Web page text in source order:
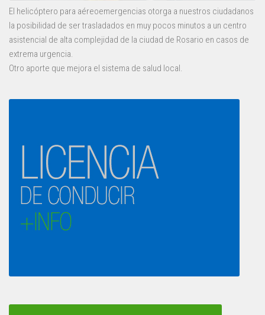
El helicóptero para aéreoemergencias otorga a nuestros ciudadanos
la posibilidad de ser trasladados en muy pocos minutos a un centro
asistencial de alta complejidad de la ciudad de Rosario en casos de
extrema urgencia.
Otro aporte que mejora el sistema de salud local.